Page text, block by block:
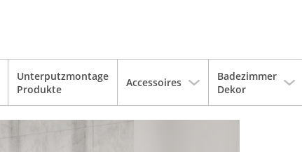
Unterputzmontage
Produkte
Accessoires
Badezimmer
Dekor